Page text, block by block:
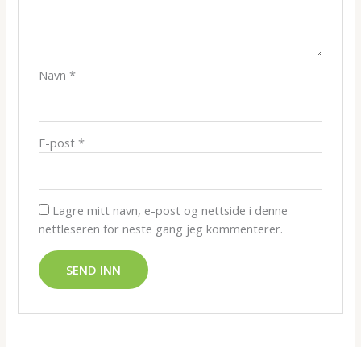
Navn *
E-post *
Lagre mitt navn, e-post og nettside i denne
nettleseren for neste gang jeg kommenterer.